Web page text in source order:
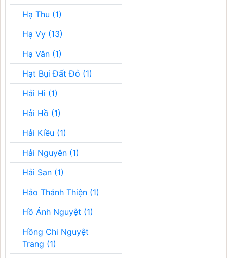
Hạ Thu (1)
Hạ Vy (13)
Hạ Vân (1)
Hạt Bụi Đất Đỏ (1)
Hải Hi (1)
Hải Hồ (1)
Hải Kiều (1)
Hải Nguyên (1)
Hải San (1)
Hảo Thánh Thiện (1)
Hồ Ánh Nguyệt (1)
Hồng Chi Nguyệt
Trang (1)